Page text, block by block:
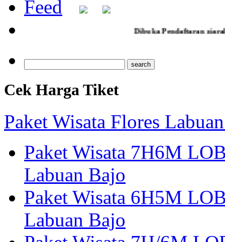
Dibuka Pendaftaran ziarah jumad
Cek Harga Tiket
Paket Wisata Flores
Paket Wisata 7H6M
Labuan Bajo
Paket Wisata 6H5M
Labuan Bajo